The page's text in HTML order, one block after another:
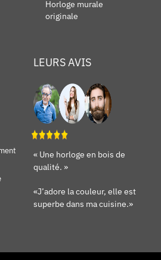
Horloge murale
originale
LEURS AVIS
« Une horloge en bois de
qualité. »
«J’adore la couleur, elle est
superbe dans ma cuisine.»